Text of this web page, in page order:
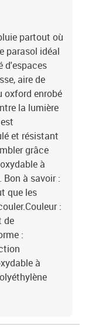
partout où
parasol idéal
d'espaces
aire de
oxford enrobé
la lumière
et résistant
grâce
à
à savoir :
que les
:
de
:
à